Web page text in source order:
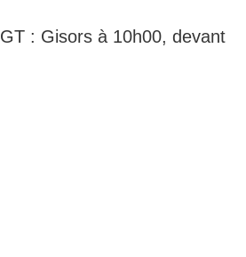
: Gisors à 10h00, devant